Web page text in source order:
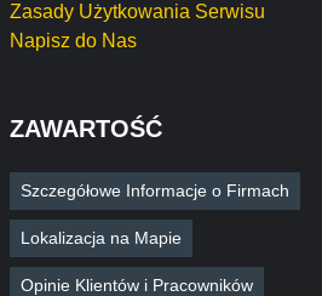
Zasady Użytkowania Serwisu
Napisz do Nas
ZAWARTOŚĆ
Szczegółowe Informacje o Firmach
Lokalizacja na Mapie
Opinie Klientów i Pracowników